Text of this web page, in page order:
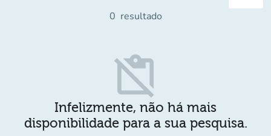
0 resultado
content_paste_off
Infelizmente, não há mais
disponibilidade para a sua pesquisa.